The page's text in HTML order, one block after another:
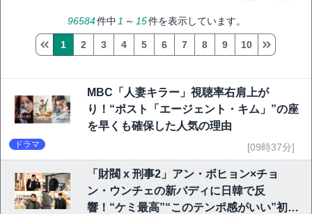
96584件中 1 ～ 15件を表示しています。
1 2 3 4 5 6 7 8 9 10
MBC「人妻キラー」視聴率右肩上が
り！“ポスト「エージェント・キム」”の座
を早くも確保した人気の理由
ドラマ [09時37分]
「財閥 x 刑事2」アン・ボヒョン×チョ
ン・ウンチェの新バディに日韓で反
響！“ケミ最高”“このテンポ感がいい”初回